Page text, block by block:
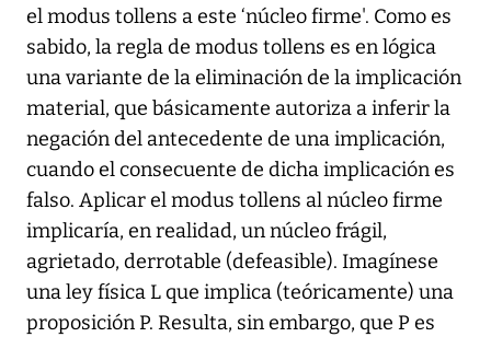
el modus tollens a este ‘núcleo firme'. Como es
sabido, la regla de modus tollens es en lógica
una variante de la eliminación de la implicación
material, que básicamente autoriza a inferir la
negación del antecedente de una implicación,
cuando el consecuente de dicha implicación es
falso. Aplicar el modus tollens al núcleo firme
implicaría, en realidad, un núcleo frágil,
agrietado, derrotable (defeasible). Imagínese
una ley física L que implica (teóricamente) una
proposición P. Resulta, sin embargo, que P es